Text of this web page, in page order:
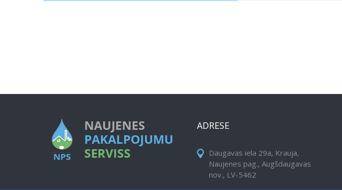
ADRESE
Daugavas iela 29a, Krauja,
Naujenes pag., Augšdaugavas
nov., LV-5462